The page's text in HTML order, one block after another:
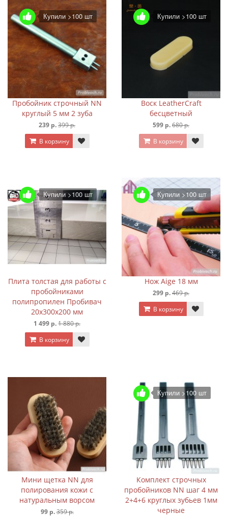
Купили >100 шт
Пробойник строчный NN
круглый 5 мм 2 зуба
239 р.399 р.
В корзину
Купили >100 шт
Воск LeatherCraft
бесцветный
599 р.680 р.
В корзину
Купили >100 шт
Плита толстая для работы с
пробойниками
полипропилен Пробивач
20х300х200 мм
1 499 р.1 880 р.
В корзину
Купили >100 шт
Нож Aige 18 мм
299 р.469 р.
В корзину
Мини щетка NN для
полирования кожи с
натуральным ворсом
99 р.359 р.
Купили >100 шт
Комплект строчных
пробойников NN шаг 4 мм
2+4+6 круглых зубьев 1мм
черные